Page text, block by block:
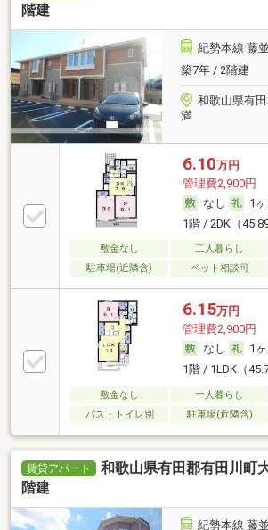
階建
紀勢本線 藤
築7年 / 2階建
和歌山県有
満
6.10万円
管理費2,900円
なし
1ヶ
1階 / 2DK（
敷金なし 二人暮らし
駐車場(近隣含)
ペット相談可
6.15万円
管理費2,900円
なし
1ヶ
1階 / 1LDK（
敷金なし 一人暮らし
バス・トイレ別
駐車場(近隣含)
賃貸アパート
和歌山県有田郡有田川町
階建
紀勢本線 藤